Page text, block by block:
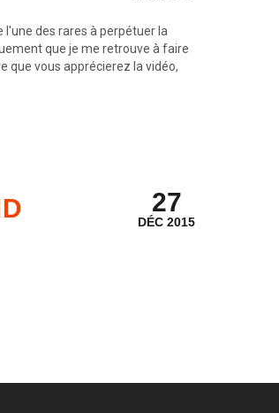
l'une des rares à perpétuer la
que je me retrouve à faire
que vous apprécierez la vidéo,
27
DÉC 2015